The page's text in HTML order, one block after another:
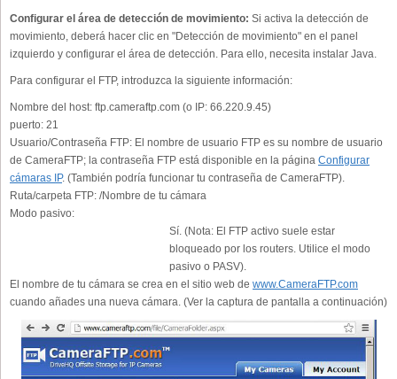
Configurar el área de detección de movimiento: Si activa la detección de
movimiento, deberá hacer clic en "Detección de movimiento" en el panel
izquierdo y configurar el área de detección. Para ello, necesita instalar Java.
Para configurar el FTP, introduzca la siguiente información:
Nombre del host: ftp.cameraftp.com (o IP: 66.220.9.45)
puerto: 21
Usuario/Contraseña FTP: El nombre de usuario FTP es su nombre de usuario
de CameraFTP; la contraseña FTP está disponible en la página Configurar
cámaras IP. (También podría funcionar tu contraseña de CameraFTP).
Ruta/carpeta FTP: /Nombre de tu cámara
Modo pasivo:
Sí. (Nota: El FTP activo suele estar
bloqueado por los routers. Utilice el modo
pasivo o PASV).
El nombre de tu cámara se crea en el sitio web de www.CameraFTP.com
cuando añades una nueva cámara. (Ver la captura de pantalla a continuación)